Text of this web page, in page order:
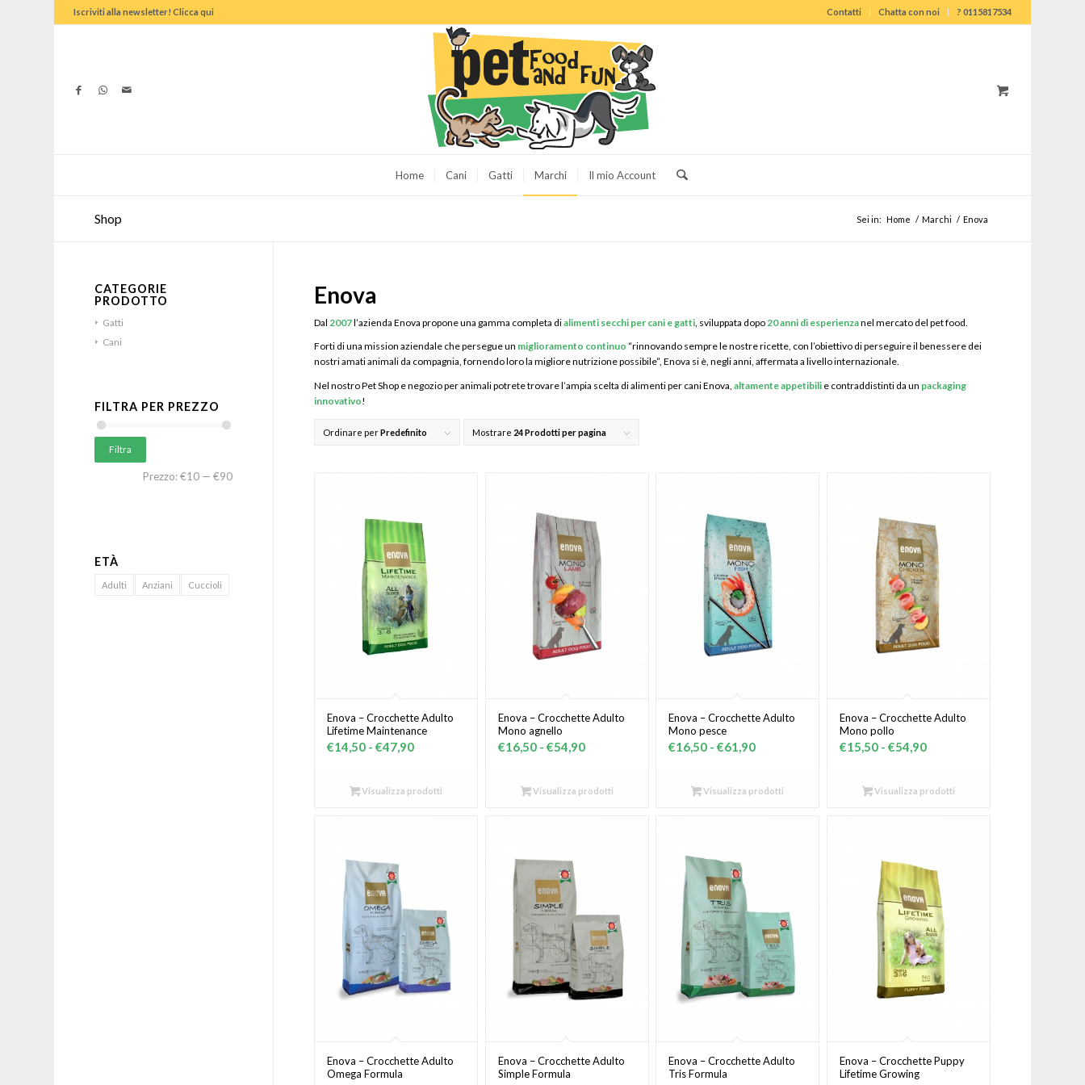
Contatti Chatta con noi ? 0115817534
Iscriviti alla newsletter! Clicca qui
Home Cani Gatti Marchi Il mio Account
Shop Sei in: Home / Marchi / Enova
Enova
Dal2007l’azienda Enova propone una gamma completa dialimenti secchi per cani e gatti, sviluppata dopo20 anni di esperienzanel mercato del pet food.
Forti di una mission aziendale che persegue un miglioramento continuo “rinnovando sempre le nostre ricette, con l’obiettivo di perseguire il benessere dei
nostri amati animali da compagnia, fornendo loro la migliore nutrizione possibile”, Enova si è, negli anni, affermata a livello internazionale.
Nel nostro Pet Shop e negozio per animali potrete trovare l’ampia scelta di alimenti per cani Enova,altamente appetibili e contraddistinti da un packaging
innovativo!
Ordinare perPredefinito Mostrare 24 Prodotti per pagina
Enova – Crocchette Adulto
Lifetime Maintenance
€14,50 - €47,90Fascia
prezzo:
Visualizza prodotti
Enova – Crocchette Adulto
Mono agnello
€16,50 - €54,90Fascia
prezzo:
Visualizza prodotti
Enova – Crocchette Adulto
Mono pesce
€16,50 - €61,90Fascia
prezzo:
Visualizza prodotti
Enova – Crocchette Adulto
Mono pollo
€15,50 - €54,90Fascia
prezzo:
Visualizza prodotti
Enova – Crocchette Adulto
Omega Formula
Enova – Crocchette Adulto
Simple Formula
Enova – Crocchette Adulto
Tris Formula
Enova – Crocchette Puppy
Lifetime Growing
CATEGORIE
PRODOTTO
Gatti
Cani
FILTRA PER PREZZO
Filtra
Prezzo:€10 —€90
ETÀ
Adulti Anziani Cuccioli